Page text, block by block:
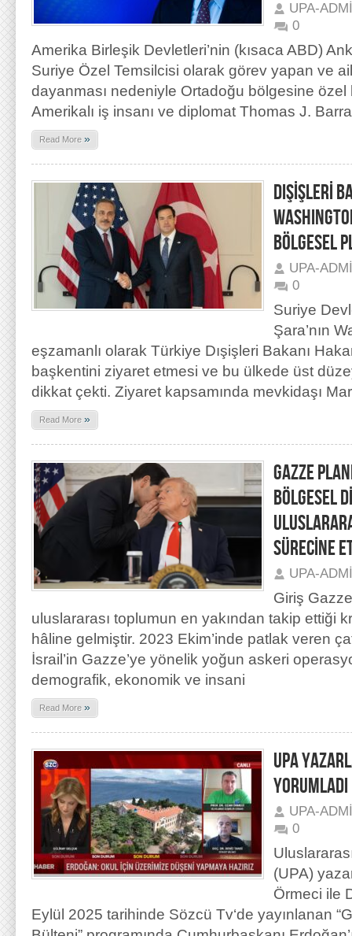
UPA-
0
Amerika Birleşik Devletleri’nin (kısaca ABD)
Suriye Özel Temsilcisi olarak görev yapan ve
dayanması nedeniyle Ortadoğu bölgesine özel
Amerikalı iş insanı ve diplomat Thomas J.
Read More »
DIŞİŞLERİ
BÖLGESEL
UPA-
0
Suriye
Şara’nın
eşzamanlı olarak Türkiye Dışişleri Bakanı
başkentini ziyaret etmesi ve bu ülkede üst
dikkat çekti. Ziyaret kapsamında mevkidaşı
Read More »
GAZZE
BÖLGESEL
SÜRECİNE
UPA-
Giriş
uluslararası toplumun en yakından takip ettiği
hâline gelmiştir. 2023 Ekim’inde patlak veren
İsrail’in Gazze’ye yönelik yoğun askeri
demografik, ekonomik ve insani
Read More »
UPA
YORUMLADI
UPA-
0
(UPA)
Örmeci ile
Eylül 2025 tarihinde Sözcü Tv‘de yayınlanan